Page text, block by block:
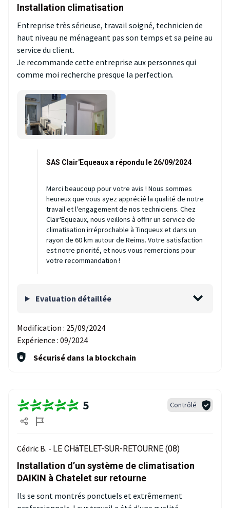
Installation climatisation
Entreprise très sérieuse, travail soigné, technicien de
haut niveau ne ménageant pas son temps et sa peine au
service du client.
Je recommande cette entreprise aux personnes qui
comme moi recherche presque la perfection.
SAS Clair'Equeaux a répondu le 26/09/2024
Merci beaucoup pour votre avis ! Nous sommes
heureux que vous ayez apprécié la qualité de notre
travail et l'engagement de nos techniciens. Chez
Clair'Equeaux, nous veillons à offrir un service de
climatisation irréprochable à Tinqueux et dans un
rayon de 60 km autour de Reims. Votre satisfaction
est notre priorité, et nous vous remercions pour
votre recommandation !
Evaluation détaillée
Modification : 25/09/2024
Expérience : 09/2024
Sécurisé dans la blockchain
5 Contrôlé
Cédric B. - LE CHâTELET-SUR-RETOURNE (08)
Installation d’un système de climatisation
DAIKIN à Chatelet sur retourne
Ils se sont montrés ponctuels et extrêmement